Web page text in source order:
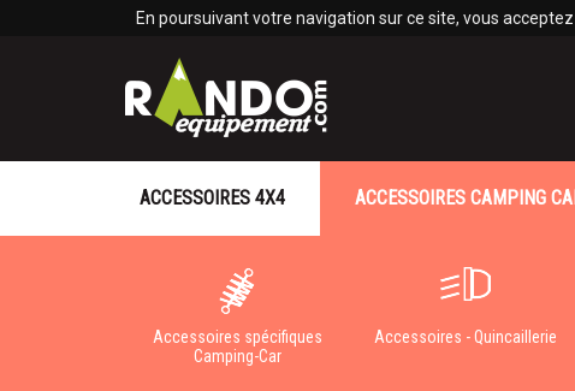
En poursuivant votre navigation sur ce site, vous
ACCESSOIRES 4X4 ACCESSOIRES CAMPING
Accessoires spécifiques
Camping-Car
Accessoires - Quincaillerie
Panneau de gestion des cookies